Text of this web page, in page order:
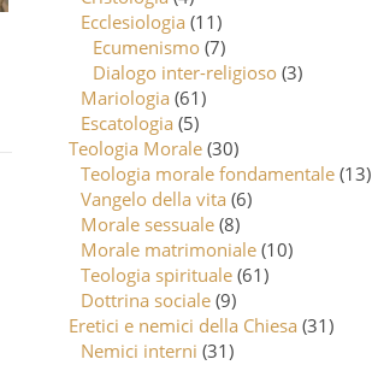
Ecclesiologia (11)
Ecumenismo (7)
Dialogo inter-religioso (3)
Mariologia (61)
Escatologia (5)
Teologia Morale (30)
Teologia morale fondamentale (13)
Vangelo della vita (6)
Morale sessuale (8)
Morale matrimoniale (10)
Teologia spirituale (61)
Dottrina sociale (9)
Eretici e nemici della Chiesa (31)
Nemici interni (31)